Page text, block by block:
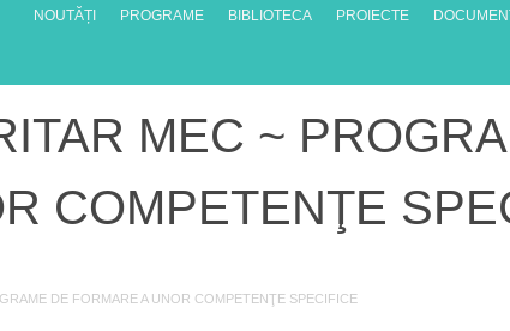
NOUTĂȚI PROGRAME BIBLIOTECA PROIECTE
MEC ~
COMPETENŢE
DE FORMARE A UNOR COMPETENŢE SPECIFICE